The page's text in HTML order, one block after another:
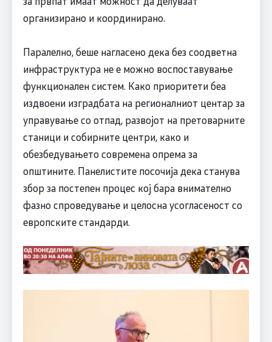
организирано и координирано.
Паралелно, беше нагласено дека без соодветна
инфраструктура не е можно воспоставување
функционален систем. Како приоритети беа
издвоени изградбата на регионалниот центар за
управување со отпад, развојот на претоварните
станици и собирните центри, како и
обезбедувањето современа опрема за
општините. Панелистите посочија дека станува
збор за постепен процес кој бара внимателно
фазно спроведување и целосна усогласеност со
европските стандарди.